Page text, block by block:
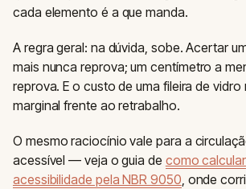
cada elemento é a que manda.
A regra geral: na dúvida, sobe. Acertar
mais nunca reprova; um centímetro a
reprova. E o custo de uma fileira de vidro
marginal frente ao retrabalho.
O mesmo raciocínio vale para a
acessível — veja o guia de como
acessibilidade pela NBR 9050 , onde